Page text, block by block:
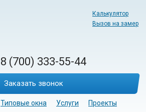
Калькулятор
Вызов на замер
8 (700) 333-55-44
Заказать звонок
Типовые окна Услуги
Проекты